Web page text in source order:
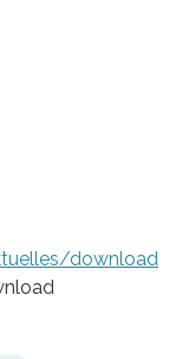
download